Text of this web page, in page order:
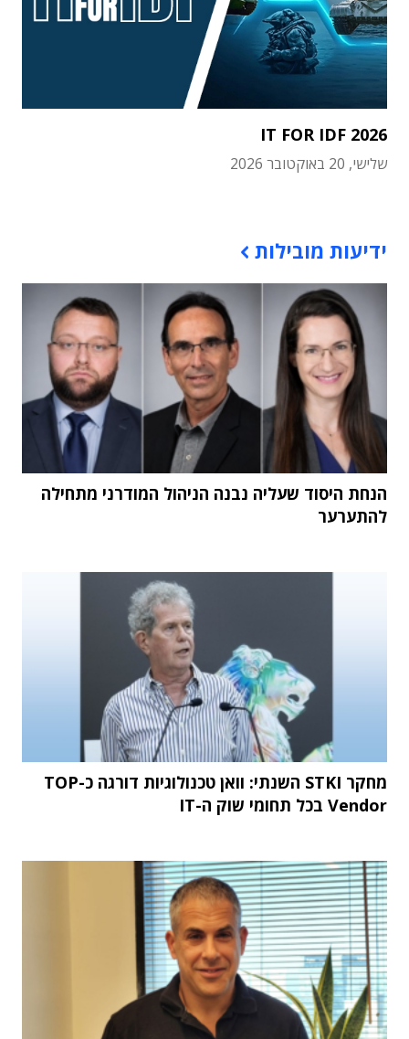
IT FOR IDF 2026
שלישי, 20 באוקטובר 2026
ידיעות מובילות
הנחת היסוד שעליה נבנה הניהול המודרני מתחילה
להתערער
מחקר STKI השנתי: וואן טכנולוגיות דורגה כ-TOP
Vendor בכל תחומי שוק ה-IT